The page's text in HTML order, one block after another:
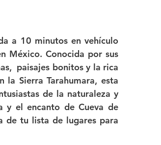
a 10 minutos en vehículo
México. Conocida por sus
paisajes bonitos y la rica
la Sierra Tarahumara, esta
de la naturaleza y
y el encanto de Cueva de
de tu lista de lugares para